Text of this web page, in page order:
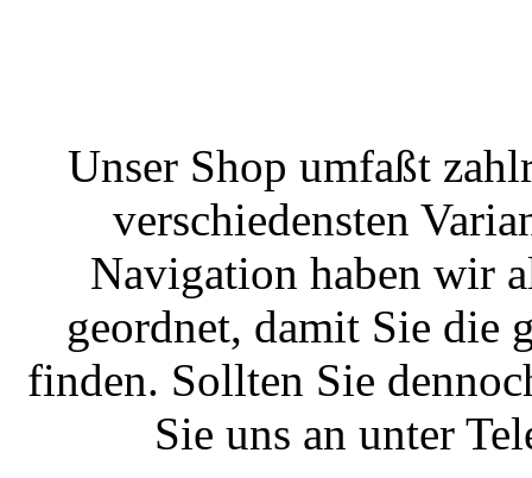
Unser Shop umfaßt
verschiedensten
Navigation haben wir
geordnet, damit Sie die
finden. Sollten Sie
Sie uns an unter